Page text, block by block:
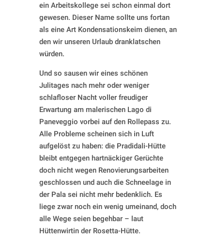
ein Arbeitskollege sei schon einmal dort
gewesen. Dieser Name sollte uns fortan
als eine Art Kondensationskeim dienen, an
den wir unseren Urlaub dranklatschen
würden.
Und so sausen wir eines schönen
Julitages nach mehr oder weniger
schlafloser Nacht voller freudiger
Erwartung am malerischen Lago di
Paneveggio vorbei auf den Rollepass zu.
Alle Probleme scheinen sich in Luft
aufgelöst zu haben: die Pradidali-Hütte
bleibt entgegen hartnäckiger Gerüchte
doch nicht wegen Renovierungsarbeiten
geschlossen und auch die Schneelage in
der Pala sei nicht mehr bedenklich. Es
liege zwar noch ein wenig umeinand, doch
alle Wege seien begehbar – laut
Hüttenwirtin der Rosetta-Hütte.